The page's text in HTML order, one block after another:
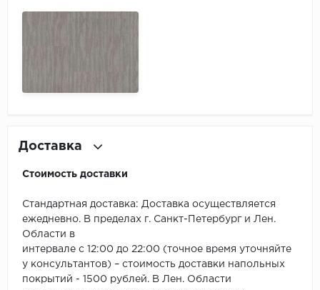
Доставка
Стоимость доставки
Стандартная доставка: Доставка осуществляется
ежедневно. В пределах г. Санкт-Петербург и Лен.
Области в
интервале с 12:00 до 22:00 (точное время уточняйте
у консультантов) – стоимость доставки напольных
покрытий - 1500 рублей. В Лен. Области